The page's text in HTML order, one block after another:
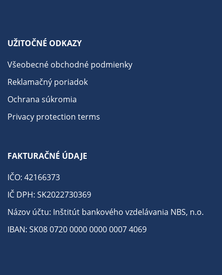
UŽITOČNÉ ODKAZY
Všeobecné obchodné podmienky
Reklamačný poriadok
Ochrana súkromia
Privacy protection terms
FAKTURAČNÉ ÚDAJE
IČO: 42166373
IČ DPH: SK2022730369
Názov účtu: Inštitút bankového vzdelávania NBS, n.o.
IBAN: SK08 0720 0000 0000 0007 4069